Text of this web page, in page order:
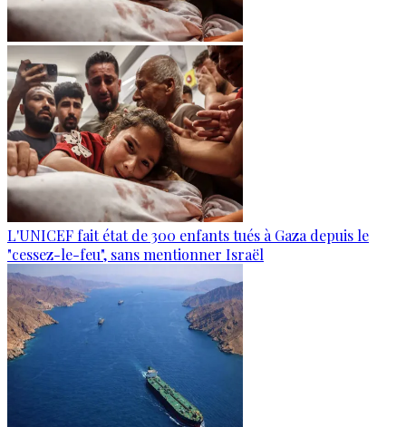
L'UNICEF fait état de 300 enfants tués à Gaza depuis le
"cessez-le-feu", sans mentionner Israël